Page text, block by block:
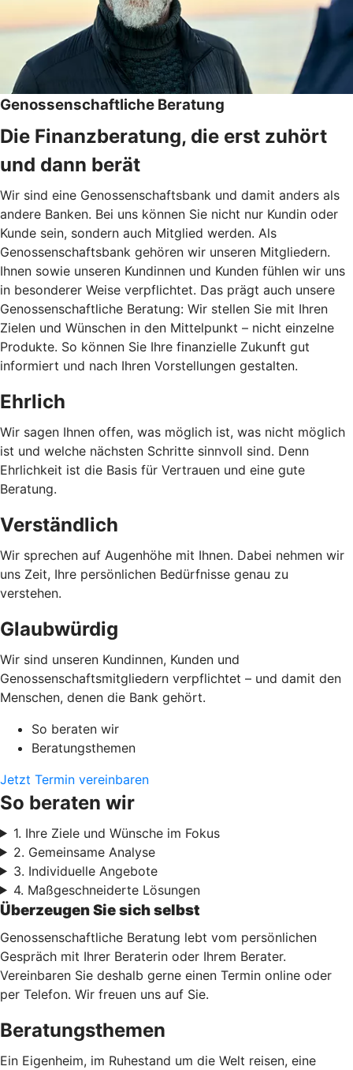
Genossenschaftliche Beratung
Die Finanzberatung, die erst zuhört
und dann berät
Wir sind eine Genossenschaftsbank und damit anders als
andere Banken. Bei uns können Sie nicht nur Kundin oder
Kunde sein, sondern auch Mitglied werden. Als
Genossenschaftsbank gehören wir unseren Mitgliedern.
Ihnen sowie unseren Kundinnen und Kunden fühlen wir uns
in besonderer Weise verpflichtet. Das prägt auch unsere
Genossenschaftliche Beratung: Wir stellen Sie mit Ihren
Zielen und Wünschen in den Mittelpunkt – nicht einzelne
Produkte. So können Sie Ihre finanzielle Zukunft gut
informiert und nach Ihren Vorstellungen gestalten.
Ehrlich
Wir sagen Ihnen offen, was möglich ist, was nicht möglich
ist und welche nächsten Schritte sinnvoll sind. Denn
Ehrlichkeit ist die Basis für Vertrauen und eine gute
Beratung.
Verständlich
Wir sprechen auf Augenhöhe mit Ihnen. Dabei nehmen wir
uns Zeit, Ihre persönlichen Bedürfnisse genau zu
verstehen.
Glaubwürdig
Wir sind unseren Kundinnen, Kunden und
Genossenschaftsmitgliedern verpflichtet – und damit den
Menschen, denen die Bank gehört.
So beraten wir
Beratungsthemen
Jetzt Termin vereinbaren
So beraten wir
1. Ihre Ziele und Wünsche im Fokus
2. Gemeinsame Analyse
3. Individuelle Angebote
4. Maßgeschneiderte Lösungen
Überzeugen Sie sich selbst
Genossenschaftliche Beratung lebt vom persönlichen
Gespräch mit Ihrer Beraterin oder Ihrem Berater.
Vereinbaren Sie deshalb gerne einen Termin online oder
per Telefon. Wir freuen uns auf Sie.
Beratungsthemen
Ein Eigenheim, im Ruhestand um die Welt reisen, eine